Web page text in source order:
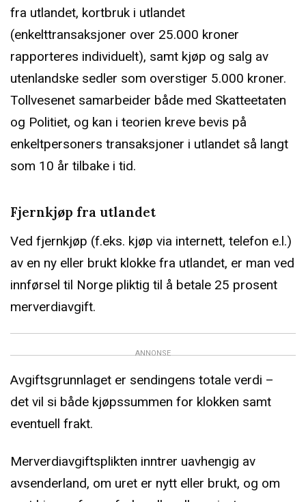
fra utlandet, kortbruk i utlandet
(enkelttransaksjoner over 25.000 kroner
rapporteres individuelt), samt kjøp og salg av
utenlandske sedler som overstiger 5.000 kroner.
Tollvesenet samarbeider både med Skatteetaten
og Politiet, og kan i teorien kreve bevis på
enkeltpersoners transaksjoner i utlandet så langt
som 10 år tilbake i tid.
Fjernkjøp fra utlandet
Ved fjernkjøp (f.eks. kjøp via internett, telefon e.l.)
av en ny eller brukt klokke fra utlandet, er man ved
innførsel til Norge pliktig til å betale 25 prosent
merverdiavgift.
ANNONSE
Avgiftsgrunnlaget er sendingens totale verdi –
det vil si både kjøpssummen for klokken samt
eventuell frakt.
Merverdiavgiftsplikten inntrer uavhengig av
avsenderland, om uret er nytt eller brukt, og om